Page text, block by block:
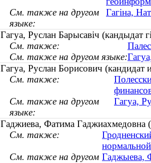
См. также на другом
языке:
Гагіна,
Гагуа, Руслан Барысавіч (кандыдат
См. также:
См. также на другом языке:
Гагуа, Руслан Борисович (кандидат
См. также:
См. также на другом
языке:
Гагуа,
Гаджиева, Фатима Гаджиахмедовна
См. также:
См. также на другом Гаджыева,